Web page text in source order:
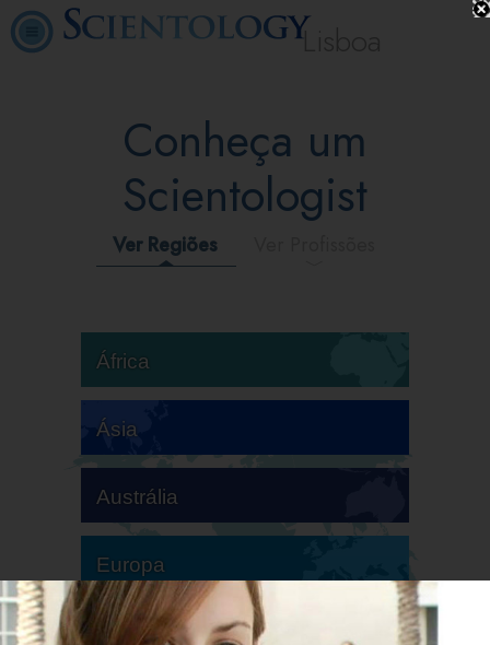
Lisboa
Conheça um
Scientologist
Ver Regiões
África
Ásia
Austrália
Europa
América do Sul